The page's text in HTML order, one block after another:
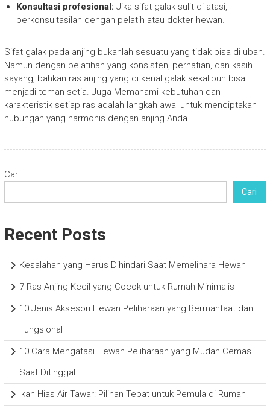
Konsultasi profesional: Jika sifat galak sulit di atasi,
berkonsultasilah dengan pelatih atau dokter hewan.
Sifat galak pada anjing bukanlah sesuatu yang tidak bisa di ubah.
Namun dengan pelatihan yang konsisten, perhatian, dan kasih
sayang, bahkan ras anjing yang di kenal galak sekalipun bisa
menjadi teman setia. Juga Memahami kebutuhan dan
karakteristik setiap ras adalah langkah awal untuk menciptakan
hubungan yang harmonis dengan anjing Anda.
Cari
Cari
Recent Posts
Kesalahan yang Harus Dihindari Saat Memelihara Hewan
7 Ras Anjing Kecil yang Cocok untuk Rumah Minimalis
10 Jenis Aksesori Hewan Peliharaan yang Bermanfaat dan
Fungsional
10 Cara Mengatasi Hewan Peliharaan yang Mudah Cemas
Saat Ditinggal
Ikan Hias Air Tawar: Pilihan Tepat untuk Pemula di Rumah